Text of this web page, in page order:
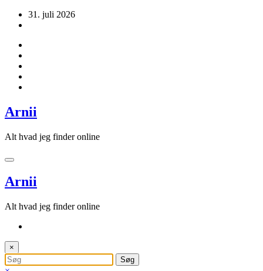
Videre 31. juli 2026
Arnii
Alt hvad jeg finder online
Arnii
Alt hvad jeg finder online
×